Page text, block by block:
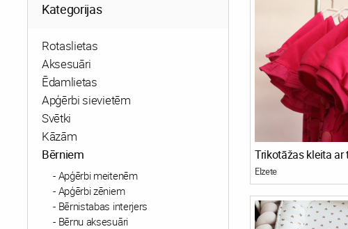
Kategorijas
Rotaslietas
Aksesuāri
Ēdamlietas
Apģērbi sievietēm
Svētki
Kāzām
Bērniem
Apģērbi meitenēm
Apģērbi zēniem
Bērnistabas interjers
Bērnu aksesuāri
Elzete